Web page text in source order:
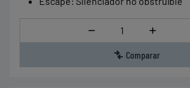
Cantidad
Comparar